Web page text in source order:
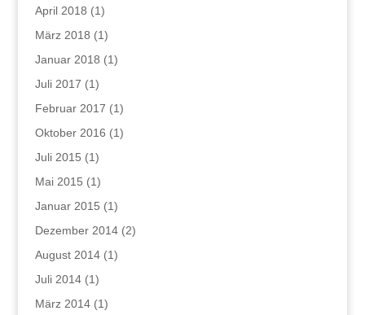
April 2018 (1)
März 2018 (1)
Januar 2018 (1)
Juli 2017 (1)
Februar 2017 (1)
Oktober 2016 (1)
Juli 2015 (1)
Mai 2015 (1)
Januar 2015 (1)
Dezember 2014(2)
August 2014(1)
Juli 2014(1)
März 2014(1)